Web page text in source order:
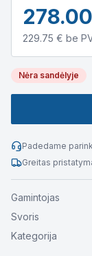
278.00
229.75 € be
Nėra sandėlyje
Padedame
Greitas
Gamintojas
Svoris
Kategorija